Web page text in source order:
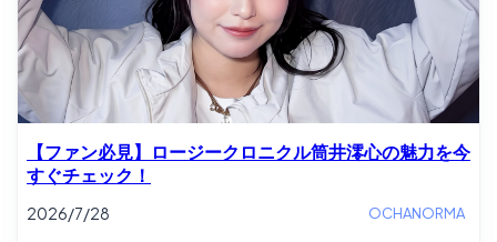
【ファン必見】ロージークロニクル筒井澪心の魅力を今
すぐチェック！
2026/7/28 OCHANORMA